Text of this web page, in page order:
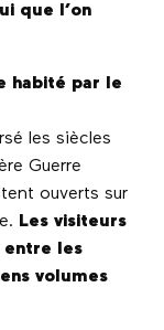
que l’on
habité par le
les siècles
Guerre
ouverts sur
Les visiteurs
entre les
volumes